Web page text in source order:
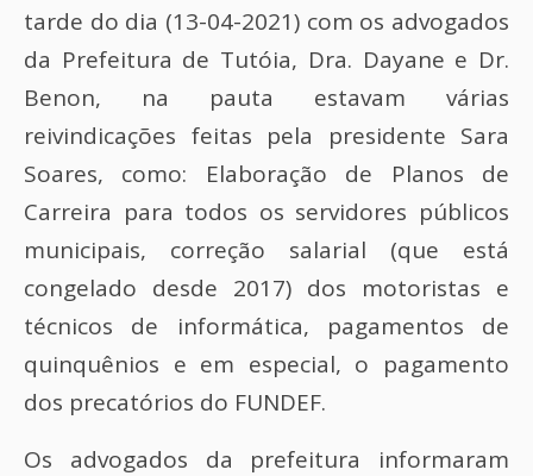
tarde do dia (13-04-2021) com os advogados
da Prefeitura de Tutóia, Dra. Dayane e Dr.
Benon, na pauta estavam várias
reivindicações feitas pela presidente Sara
Soares, como: Elaboração de Planos de
Carreira para todos os servidores públicos
municipais, correção salarial (que está
congelado desde 2017) dos motoristas e
técnicos de informática, pagamentos de
quinquênios e em especial, o pagamento
dos precatórios do FUNDEF.
Os advogados da prefeitura informaram